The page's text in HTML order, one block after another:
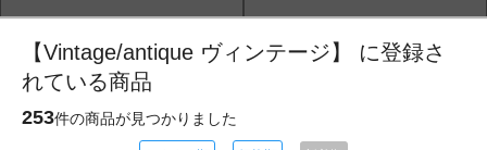
【Vintage/antique ヴィンテージ】 に登録さ
れている商品
253件の商品が見つかりました